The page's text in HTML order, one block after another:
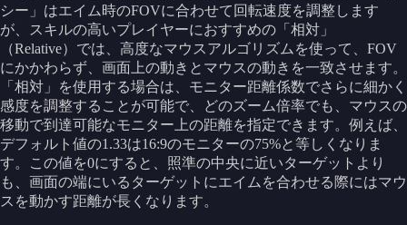
シー」はエイム時のFOVに合わせて回転速度を調整します
が、スキルの高いプレイヤーにおすすめの「相対」
（Relative）では、高度なマウスアルゴリズムを使って、FOV
にかかわらず、画面上の動きとマウスの動きを一致させます。
「相対」を使用する場合は、モニター距離係数でさらに細かく
感度を調整することが可能で、どのズーム倍率でも、マウスの
移動で到達可能なモニター上の距離を指定できます。例えば、
デフォルト値の1.33は16:9のモニターの75%と等しくなりま
す。この値を0にすると、照準の中央に近いターゲットより
も、画面の端にいるターゲットにエイムを合わせる際にはマウ
スを動かす距離が長くなります。